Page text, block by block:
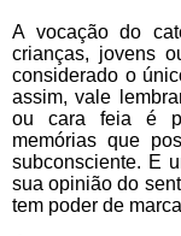
A vocação do
crianças, jovens
considerado o
assim, vale
ou cara feia é
memórias que
subconsciente. E
sua opinião do
tem poder de